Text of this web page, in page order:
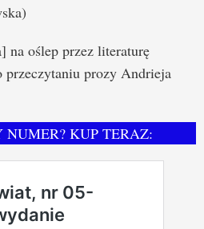
na oślep przez literaturę
przeczytaniu prozy Andrieja
KUP TERAZ: